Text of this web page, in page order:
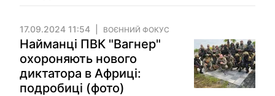
17.09.2024 11:54 ВОЄННИЙ ФОКУС
Найманці ПВК "Вагнер"
охороняють нового
диктатора в Африці:
подробиці (фото)